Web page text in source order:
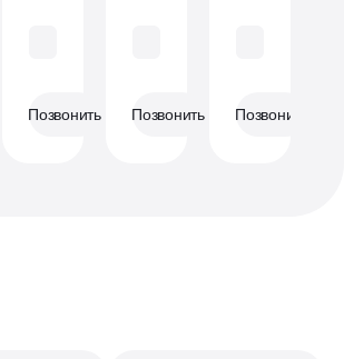
Позвонить Позвонить Позвонить